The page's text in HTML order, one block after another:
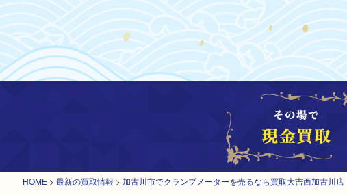
HOME > 最新の買取情報 > 加古川市でクランプメーターを売るなら買取大吉西加古川店